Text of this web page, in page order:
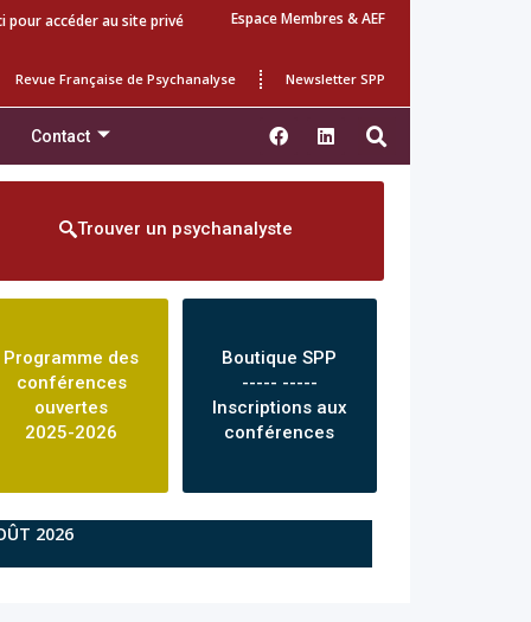
pour accéder au site privé Espace Membres & AEF
Revue Française de Psychanalyse Newsletter SPP
Contact
Trouver un psychanalyste
Programme des
conférences
ouvertes
2025-2026
Boutique SPP
----- -----
Inscriptions aux
conférences
2026